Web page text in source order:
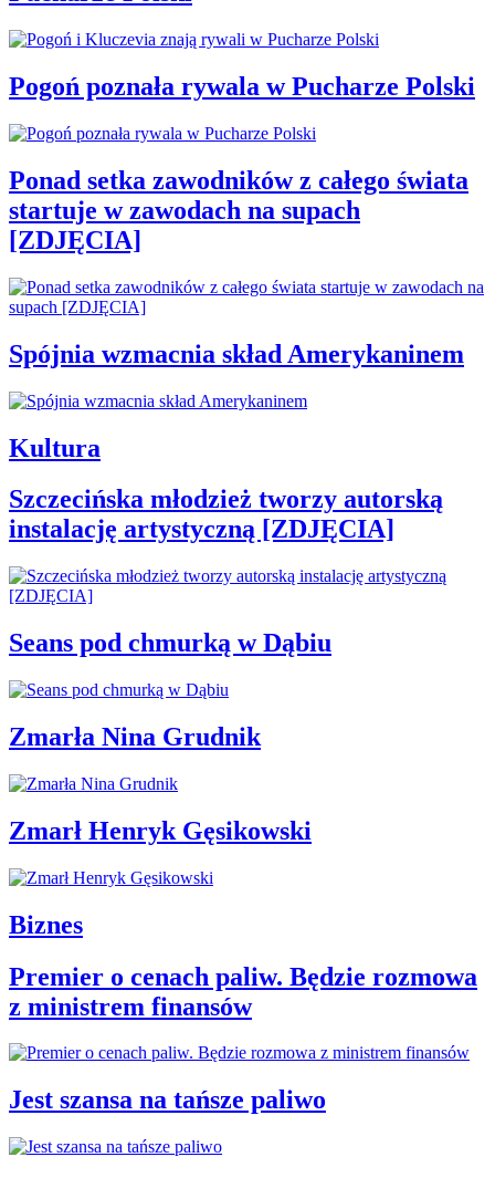
Pogoń poznała rywala w Pucharze Polski
Ponad setka zawodników z całego świata
startuje w zawodach na supach
[ZDJĘCIA]
Spójnia wzmacnia skład Amerykaninem
Kultura
Szczecińska młodzież tworzy autorską
instalację artystyczną [ZDJĘCIA]
Seans pod chmurką w Dąbiu
Zmarła Nina Grudnik
Zmarł Henryk Gęsikowski
Biznes
Premier o cenach paliw. Będzie rozmowa
z ministrem finansów
Jest szansa na tańsze paliwo